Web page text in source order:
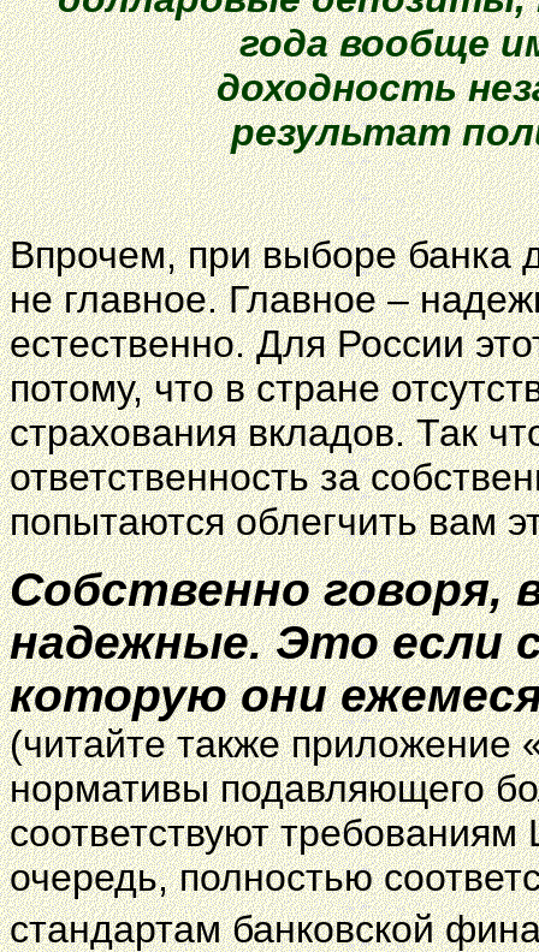
года вообще
доходность
результат
Впрочем, при выборе банка
не главное. Главное –
естественно. Для России
потому, что в стране
страхования вкладов. Так
ответственность за
попытаются облегчить вам
Собственно говоря,
надежные. Это если
которую они
(читайте также приложение
нормативы подавляющего
соответствуют
очередь, полностью
стандартам банковской